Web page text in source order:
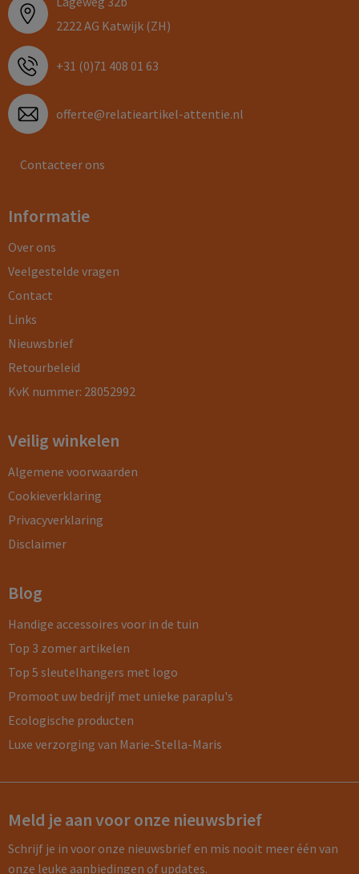
2222 AG Katwijk (ZH)
+31 (0)71 408 01 63
offerte@relatieartikel-attentie.nl
Contacteer ons
Informatie
Over ons
Veelgestelde vragen
Contact
Links
Nieuwsbrief
Retourbeleid
KvK nummer: 28052992
Veilig winkelen
Algemene voorwaarden
Cookieverklaring
Privacyverklaring
Disclaimer
Blog
Handige accessoires voor in de tuin
Top 3 zomer artikelen
Top 5 sleutelhangers met logo
Promoot uw bedrijf met unieke paraplu's
Ecologische producten
Luxe verzorging van Marie-Stella-Maris
Meld je aan voor onze nieuwsbrief
Schrijf je in voor onze nieuwsbrief en mis nooit meer één van
onze leuke aanbiedingen of updates.